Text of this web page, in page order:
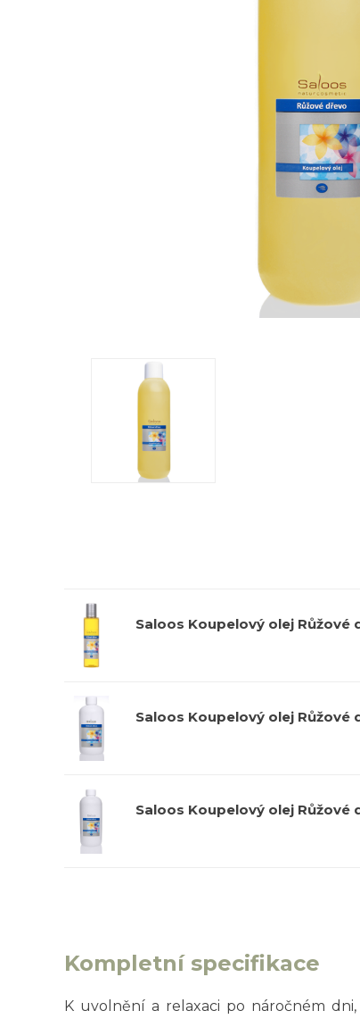
Saloos Koupelový olej Růžové
Saloos Koupelový olej Růžové
Saloos Koupelový olej Růžové
Kompletní specifikace
K uvolnění a relaxaci po náročném